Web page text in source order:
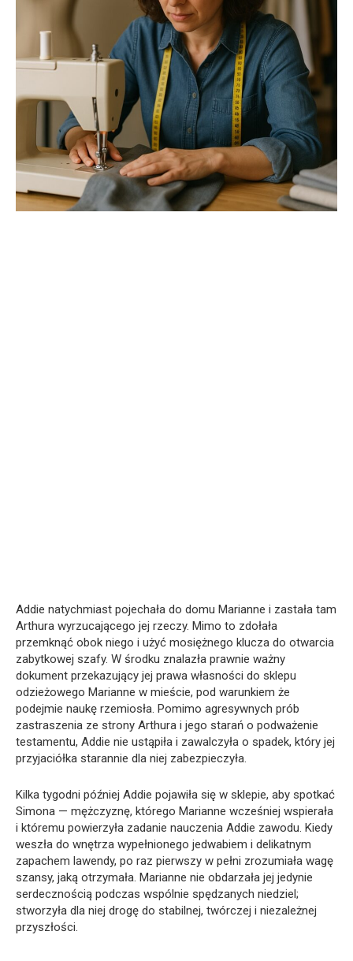
Addie natychmiast pojechała do domu Marianne i zastała tam
Arthura wyrzucającego jej rzeczy. Mimo to zdołała
przemknąć obok niego i użyć mosiężnego klucza do otwarcia
zabytkowej szafy. W środku znalazła prawnie ważny
dokument przekazujący jej prawa własności do sklepu
odzieżowego Marianne w mieście, pod warunkiem że
podejmie naukę rzemiosła. Pomimo agresywnych prób
zastraszenia ze strony Arthura i jego starań o podważenie
testamentu, Addie nie ustąpiła i zawalczyła o spadek, który jej
przyjaciółka starannie dla niej zabezpieczyła.
Kilka tygodni później Addie pojawiła się w sklepie, aby spotkać
Simona — mężczyznę, którego Marianne wcześniej wspierała
i któremu powierzyła zadanie nauczenia Addie zawodu. Kiedy
weszła do wnętrza wypełnionego jedwabiem i delikatnym
zapachem lawendy, po raz pierwszy w pełni zrozumiała wagę
szansy, jaką otrzymała. Marianne nie obdarzała jej jedynie
serdecznością podczas wspólnie spędzanych niedziel;
stworzyła dla niej drogę do stabilnej, twórczej i niezależnej
przyszłości.